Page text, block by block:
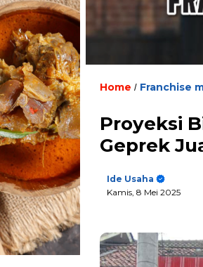
Home / Franchise
Proyeksi
Geprek
Ide Usaha
Kamis, 8 Mei 2025